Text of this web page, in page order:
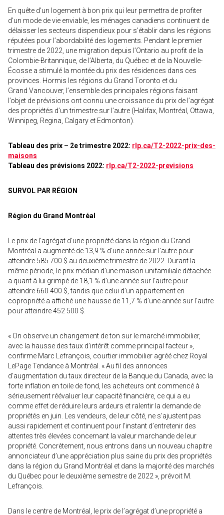
En quête d’un logement à bon prix qui leur permettra de profiter
d’un mode de vie enviable, les ménages canadiens continuent de
délaisser les secteurs dispendieux pour s’établir dans les régions
réputées pour l’abordabilité des logements. Pendant le premier
trimestre de 2022, une migration depuis l’Ontario au profit de la
Colombie-Britannique, de l’Alberta, du Québec et de la Nouvelle-
Écosse a stimulé la montée du prix des résidences dans ces
provinces. Hormis les régions du Grand Toronto et du
Grand Vancouver, l’ensemble des principales régions faisant
l’objet de prévisions ont connu une croissance du prix de l’agrégat
des propriétés d’un trimestre sur l’autre (Halifax, Montréal, Ottawa,
Winnipeg, Regina, Calgary et Edmonton).
Tableau des prix – 2e trimestre 2022: rlp.ca/T2-2022-prix-des-
maisons
Tableau des prévisions 2022: rlp.ca/T2-2022-previsions
SURVOL PAR RÉGION
Région du Grand Montréal
Le prix de l’agrégat d’une propriété dans la région du Grand
Montréal a augmenté de 13,9 % d’une année sur l’autre pour
atteindre 585 700 $ au deuxième trimestre de 2022. Durant la
même période, le prix médian d’une maison unifamiliale détachée
a quant à lui grimpé de 18,1 % d’une année sur l’autre pour
atteindre 660 400 $, tandis que celui d’un appartement en
copropriété a affiché une hausse de 11,7 % d’une année sur l’autre
pour atteindre 452 500 $.
« On observe un changement de ton sur le marché immobilier,
avec la hausse des taux d’intérêt comme principal facteur »,
confirme Marc Lefrançois, courtier immobilier agréé chez Royal
LePage Tendance à Montréal. « Au fil des annonces
d’augmentation du taux directeur de la Banque du Canada, avec la
forte inflation en toile de fond, les acheteurs ont commencé à
sérieusement réévaluer leur capacité financière, ce qui a eu
comme effet de réduire leurs ardeurs et ralentir la demande de
propriétés en juin. Les vendeurs, de leur côté, ne s’ajustent pas
aussi rapidement et continuent pour l’instant d’entretenir des
attentes très élevées concernant la valeur marchande de leur
propriété. Concrètement, nous entrons dans un nouveau chapitre
annonciateur d’une appréciation plus saine du prix des propriétés
dans la région du Grand Montréal et dans la majorité des marchés
du Québec pour le deuxième semestre de 2022 », prévoit M.
Lefrançois.
Dans le centre de Montréal, le prix de l’agrégat d’une propriété a